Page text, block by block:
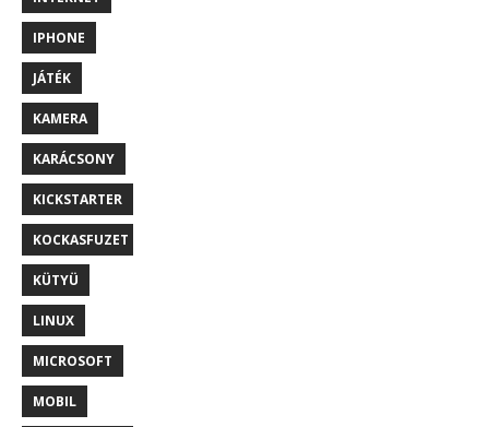
IPHONE
JÁTÉK
KAMERA
KARÁCSONY
KICKSTARTER
KOCKASFUZET
KÜTYÜ
LINUX
MICROSOFT
MOBIL